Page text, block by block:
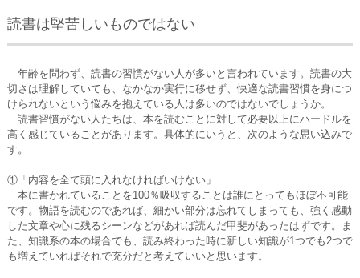
読書は堅苦しいものではない
年齢を問わず、読書の習慣がない人が多いと言われています。読書の大
切さは理解していても、なかなか実行に移せず、快適な読書習慣を身につ
けられないという悩みを抱えている人は多いのではないでしょうか。
読書習慣がない人たちは、本を読むことに対して必要以上にハードルを
高く感じていることがあります。具体的にいうと、次のような思い込みで
す。
①「内容を全て頭に入れなければいけない」
本に書かれていることを100％吸収することは誰にとってもほぼ不可能
です。物語を読むのであれば、細かい部分は忘れてしまっても、強く感動
した文章や心に残るシーンなどがあれば読んだ甲斐があったはずです。ま
た、知識系の本の場合でも、読み終わった時に新しい知識が1つでも2つで
も増えていればそれで充分だと考えていいと思います。